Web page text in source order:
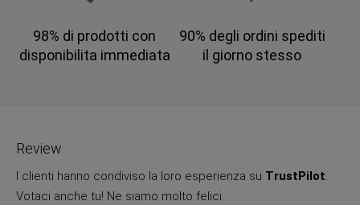
98% di prodotti con
disponibilita immediata
90% degli ordini spediti
il giorno stesso
Review
I clienti hanno condiviso la loro esperienza su TrustPilot.
Votaci anche tu! Ne siamo molto felici.